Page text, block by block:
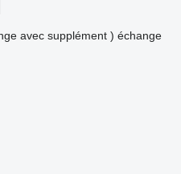
avec supplément ) échange